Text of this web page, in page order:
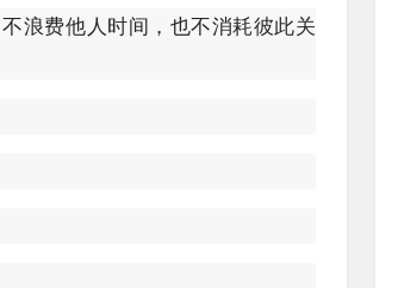
浪费他人时间，也不消耗彼此关